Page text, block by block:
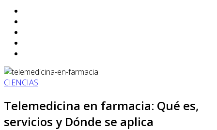
CIENCIAS
Telemedicina en farmacia: Qué es,
servicios y Dónde se aplica